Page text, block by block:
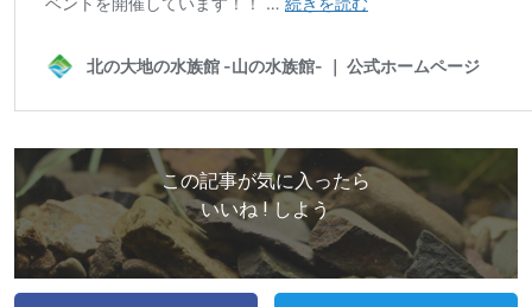
この記事が気に入ったら
いいね ! しよう